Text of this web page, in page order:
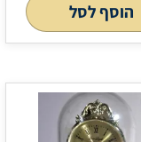
הוסף לסל